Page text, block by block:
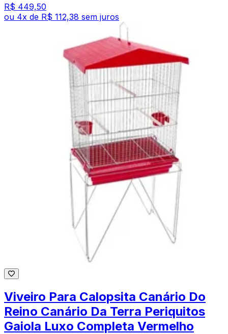
R$ 449,50
ou 4x de R$ 112,38 sem juros
Viveiro Para Calopsita Canário Do
Reino Canário Da Terra Periquitos
Gaiola Luxo Completa Vermelho